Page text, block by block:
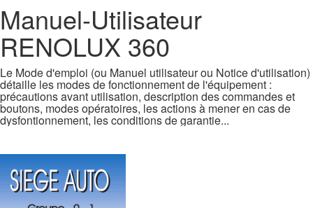
Manuel-Utilisateur
RENOLUX 360
Le Mode d'emploi (ou Manuel utilisateur ou Notice d'utilisation)
détaille les modes de fonctionnement de l'équipement :
précautions avant utilisation, description des commandes et
boutons, modes opératoires, les actions à mener en cas de
dysfontionnement, les conditions de garantie...